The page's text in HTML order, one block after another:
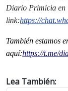
Diario Primicia en
link:https://
También estamos
aquí:https://t.me/
Lea También: